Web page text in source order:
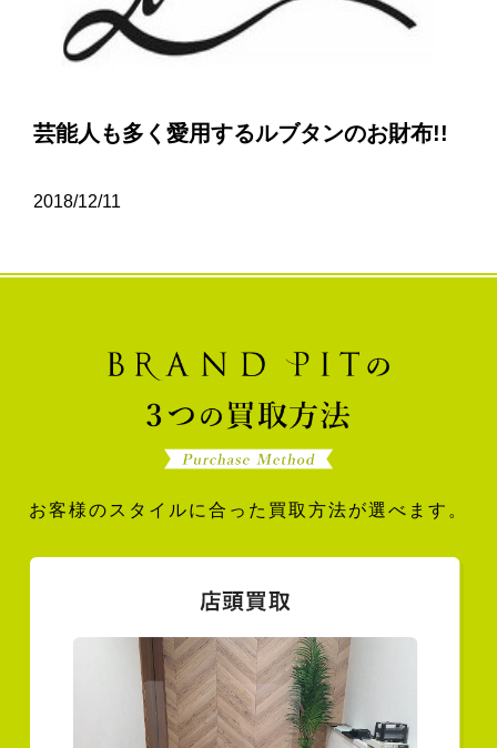
芸能人も多く愛用するルブタンのお財布!!
2018/12/11
お客様のスタイルに合った買取方法が選べます。